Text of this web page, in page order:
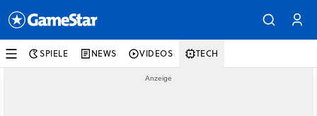
SPIELE NEWS VIDEOS TECH